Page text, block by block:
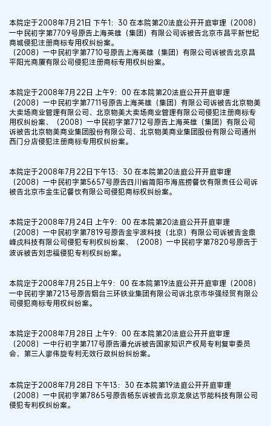
本院定于2008年7月21日 下午1：30 在本院第20法庭公开开庭审理（2008）
一中民初字第7709号原告上海英雄（集团）有限公司诉被告北京市昌平新世纪
商城侵犯注册商标专用权纠纷案。
（2008）一中民初字第7710号原告上海英雄（集团）有限公司诉被告北京昌
平阳光商厦有限公司侵犯注册商标专用权纠纷案。
本院定于2008年7月22日 上午9：00 在本院第20法庭公开开庭审理
（2008）一中民初字第7711号原告上海英雄（集团）有限公司诉被告北京物美
大卖场商业管理有限公司、北京物美大卖场商业管理有限公司侵犯注册商标专
用权纠纷案、（2008）一中民初字第7712号原告上海英雄（集团）有限公司
诉被告北京物美商业集团股份有限公司、北京物美商业集团股份有限公司通州
西门分店侵犯注册商标专用权纠纷案。
本院定于2008年7月22日下午13：30 在本院第20法庭公开开庭审理
（2008）一中民初字第5657号原告四川省简阳市海底捞餐饮有限责任公司诉
被告北京市金生记餐饮有限公司侵犯商标权纠纷案。
本院定于2008年7月24日 上午9：00 在本院第20法庭公开开庭审理
（2008）一中民初字第7819号原告金宇波科技（北京）有限公司诉被告金鼎
峰戍科技有限公司侵犯专利权纠纷案、（2008）一中民初字第7820号原告于
波诉被告刘忠福侵犯专利权纠纷案。
本院定于2008年7月25日上午9：00 在本院第19法庭公开开庭审理（2008）
一中民初字第7213号原告烟台三环铁业集团有限公司诉北京市华强经贸有限公
司侵犯商标专用权纠纷案。
本院定于2008年7月28日 上午9：00 在本院第20法庭公开开庭审理
（2008）一中行初字第717号原告潘允诉被告国家知识产权局专利复审委员
会、第三人廖伟旋专利无效行政纠纷纠纷案。
本院定于2008年7月28日 下午13：30 在本院第19法庭公开开庭审理
（2008）一中民初字第7865号原告杨东诉被告北京龙泉达节能科技有限公司
侵犯专利权纠纷案。